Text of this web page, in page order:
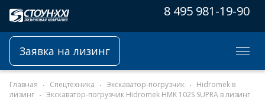
8 495 981-19-90
Заявка на лизинг
Главная Спецтехника Экскаватор-погрузчик
Hidromek в
лизинг
Экскаватор-погрузчик Hidromek HMK 102S SUPRA в лизинг